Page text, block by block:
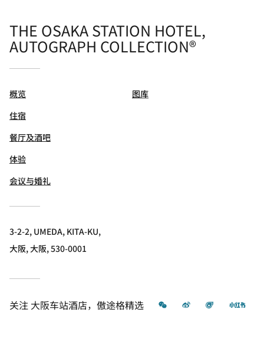
THE OSAKA STATION HOTEL,
AUTOGRAPH COLLECTION®
概览
住宿
餐厅及酒吧
体验
会议与婚礼
图库
3-2-2, UMEDA, KITA-KU,
大阪, 大阪, 530-0001
关注 大阪车站酒店，傲途格精选 微信 微博 飞猪 小